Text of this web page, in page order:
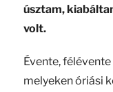
úsztam,
volt.
Évente,
melyeken óriási